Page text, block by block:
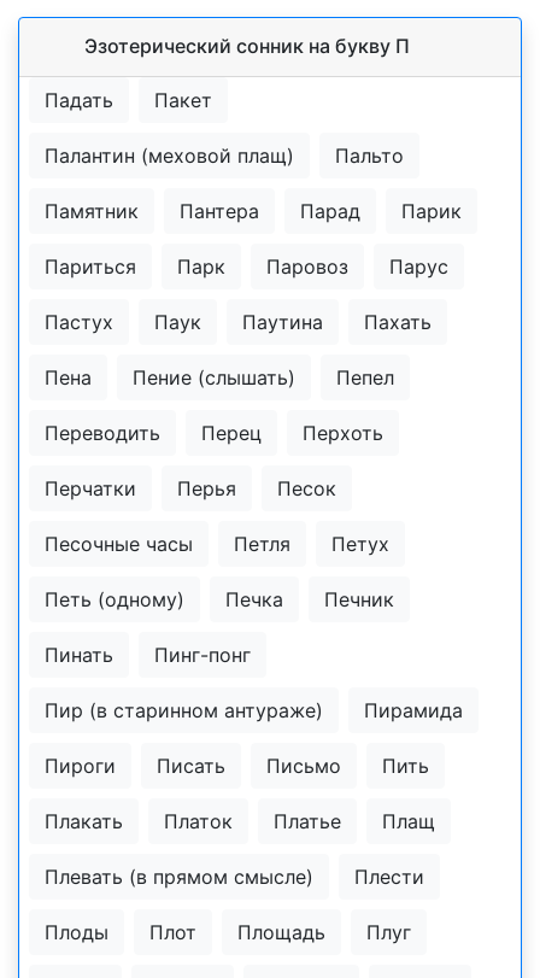
Эзотерический cонник на букву П
Падать Пакет
Палантин (меховой плащ) Пальто
Памятник Пантера Парад Парик
Париться Парк Паровоз Парус
Пастух Паук Паутина Пахать
Пена Пение (слышать) Пепел
Переводить Перец Перхоть
Перчатки Перья Песок
Песочные часы Петля Петух
Петь (одному) Печка Печник
Пинать Пинг-понг
Пир (в старинном антураже) Пирамида
Пироги Писать Письмо Пить
Плакать Платок Платье Плащ
Плевать (в прямом смысле) Плести
Плоды Плот Площадь Плуг